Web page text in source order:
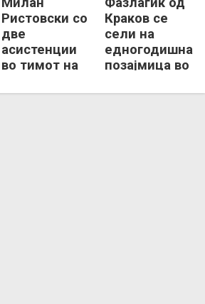
Ристовски со
две
асистенции
во тимот на
Словачка
Краков се
сели на
едногодишна
позајмица во
Стреда